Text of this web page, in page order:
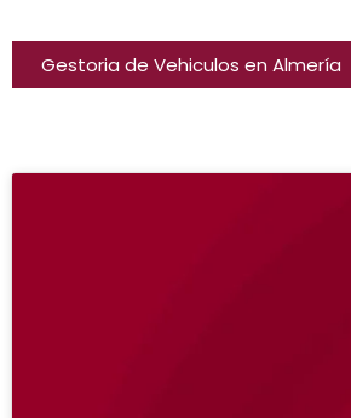
Gestoria de Vehiculos en Almería